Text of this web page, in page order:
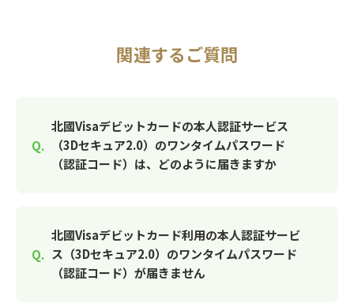
関連するご質問
北國Visaデビットカードの本人認証サービス
（3Dセキュア2.0）のワンタイムパスワード
（認証コード）は、どのように届きますか
北國Visaデビットカード利用の本人認証サービ
ス（3Dセキュア2.0）のワンタイムパスワード
（認証コード）が届きません